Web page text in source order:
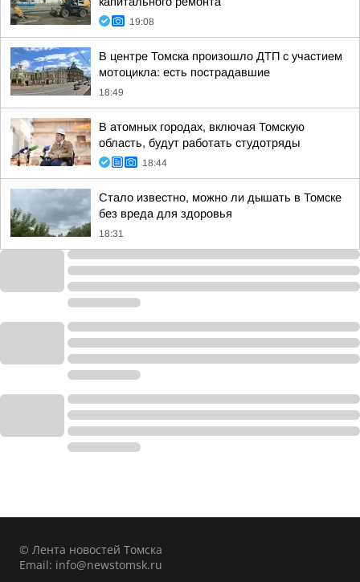
19:08
В центре Томска произошло ДТП с участием
мотоцикла: есть пострадавшие
18:49
В атомных городах, включая Томскую
область, будут работать студотряды
18:44
Стало известно, можно ли дышать в Томске
без вреда для здоровья
18:31
© Лента новостей Томска
Email: info@newstomsk.ru